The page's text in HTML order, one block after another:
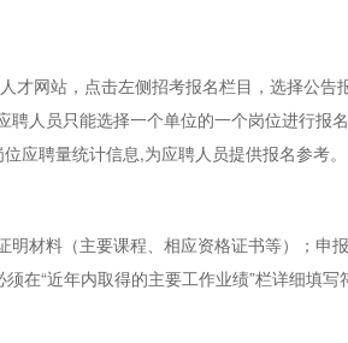
网站，点击左侧招考报名栏目，选择公
人员只能选择一个单位的一个岗位进行报
应聘量统计信息,为应聘人员提供报名参考。
材料（主要课程、相应资格证书等）；申
在“近年内取得的主要工作业绩”栏详细填